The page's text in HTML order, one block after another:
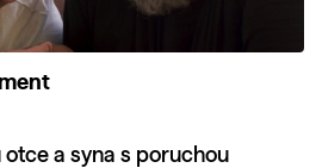
a syna s poruchou